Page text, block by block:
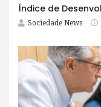
Sociedade News